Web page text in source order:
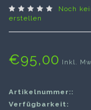
Noch
erstellen
€95,00 Inkl.
Artikelnummer::
Verfügbarkeit: